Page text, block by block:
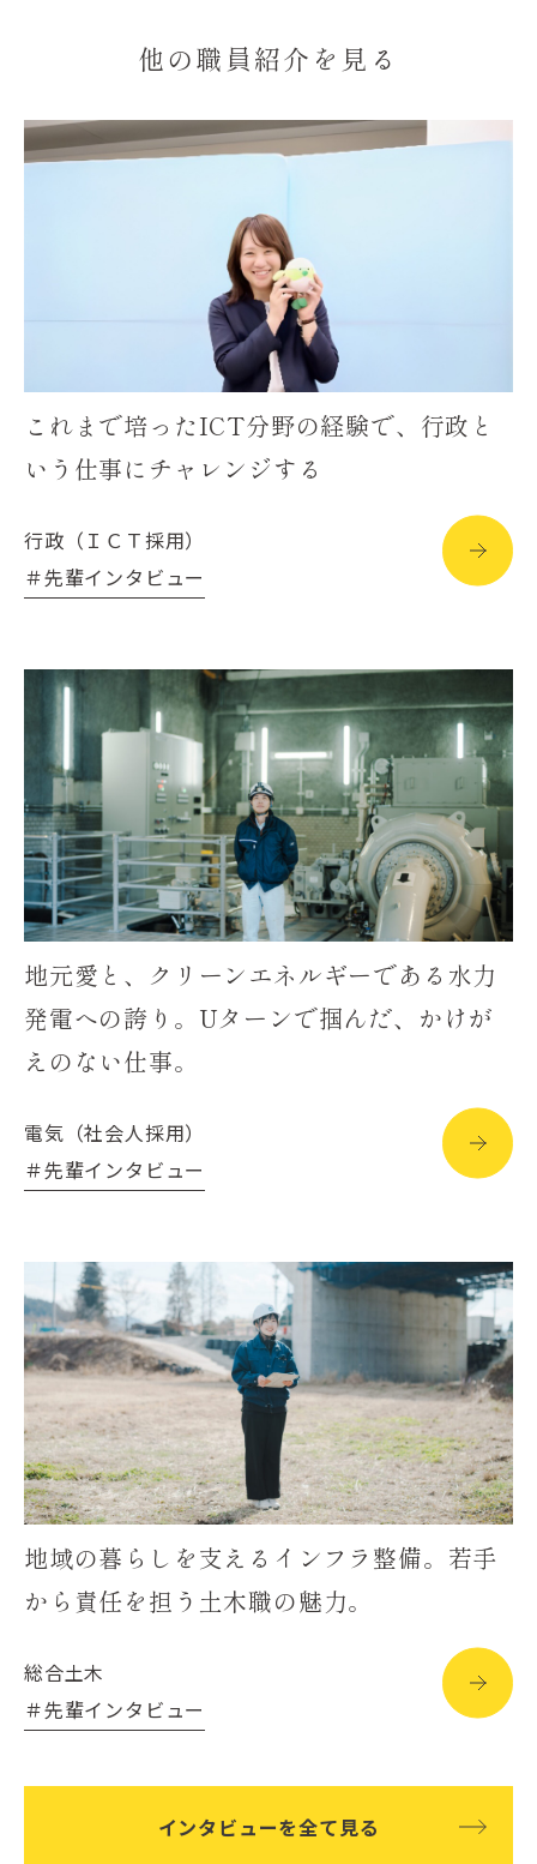
他の職員紹介を見る
これまで培ったICT分野の経験で、行政と
いう仕事にチャレンジする
行政（ＩＣＴ採用）
＃先輩インタビュー
地元愛と、クリーンエネルギーである水力
発電への誇り。Uターンで掴んだ、かけが
えのない仕事。
電気（社会人採用）
＃先輩インタビュー
地域の暮らしを支えるインフラ整備。若手
から責任を担う土木職の魅力。
総合土木
＃先輩インタビュー
インタビューを全て見る